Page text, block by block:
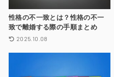
性格の不一致とは？性格の不一
致で離婚する際の手順まとめ
2025.10.08